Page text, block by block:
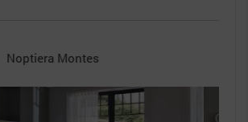
Supraetajat Compact Montes